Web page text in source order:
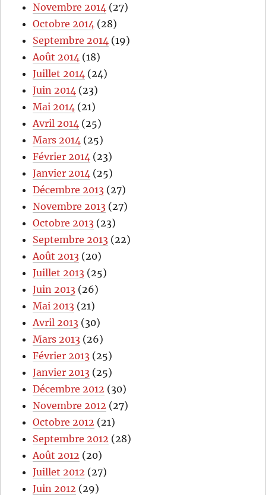
Novembre 2014 (27)
Octobre 2014 (28)
Septembre 2014 (19)
Août 2014 (18)
Juillet 2014 (24)
Juin 2014 (23)
Mai 2014 (21)
Avril 2014 (25)
Mars 2014 (25)
Février 2014 (23)
Janvier 2014 (25)
Décembre 2013 (27)
Novembre 2013 (27)
Octobre 2013 (23)
Septembre 2013 (22)
Août 2013 (20)
Juillet 2013 (25)
Juin 2013 (26)
Mai 2013 (21)
Avril 2013 (30)
Mars 2013 (26)
Février 2013 (25)
Janvier 2013 (25)
Décembre 2012 (30)
Novembre 2012 (27)
Octobre 2012 (21)
Septembre 2012 (28)
Août 2012 (20)
Juillet 2012 (27)
Juin 2012 (29)